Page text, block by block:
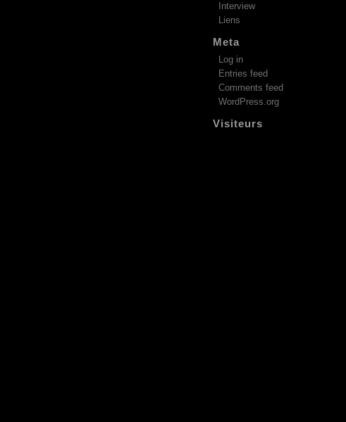
Interview
Liens
Meta
Log in
Entries feed
Comments feed
WordPress.org
Visiteurs